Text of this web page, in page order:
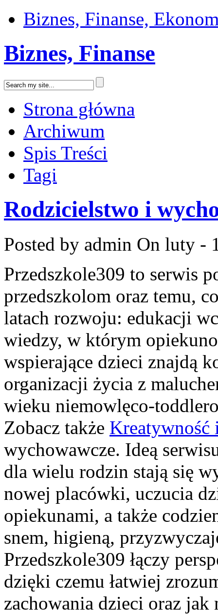
Biznes, Finanse,
Biznes, Finanse
Strona główna
Archiwum
Spis Treści
Tagi
Rodzicielstwo i
Posted by admin On luty -
Przedszkole309 to serwis
przedszkolom oraz temu,
latach rozwoju: edukacji
wiedzy, w którym
wspierające dzieci znajdą
organizacji życia z
wieku niemowlęco-
Zobacz także Kreatywność
wychowawcze. Ideą
dla wielu rodzin stają się
nowej placówki, uczucia
opiekunami, a także
snem, higieną,
Przedszkole309 łączy
dzięki czemu łatwiej
zachowania dzieci oraz jak